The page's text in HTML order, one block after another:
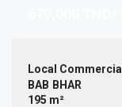
Local Commercial
BAB BHAR
195 m²